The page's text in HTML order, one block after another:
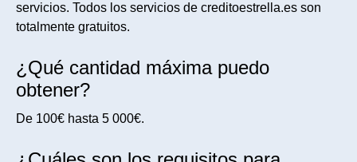
servicios. Todos los servicios de creditoestrella.es son
totalmente gratuitos.
¿Qué cantidad máxima puedo
obtener?
De 100€ hasta 5 000€.